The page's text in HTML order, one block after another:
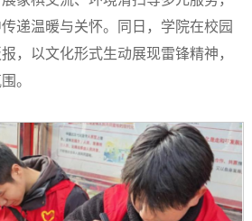
递温暖与关怀。同日，学院在校园
，以文化形式生动展现雷锋精神，
。